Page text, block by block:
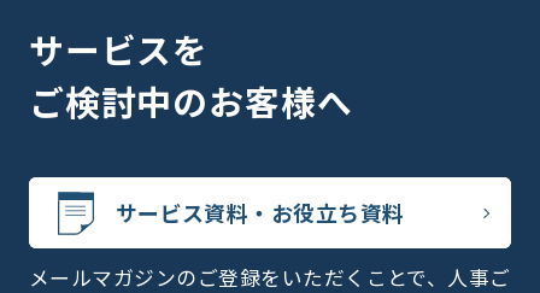
サービスを
ご検討中のお客様へ
サービス資料・お役立ち資料
メールマガジンのご登録をいただくことで、人事ご